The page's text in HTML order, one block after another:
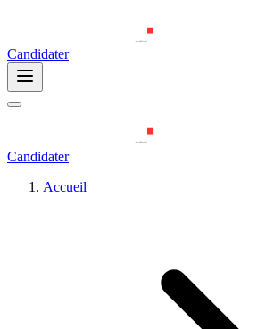
Candidater
Candidater
Accueil